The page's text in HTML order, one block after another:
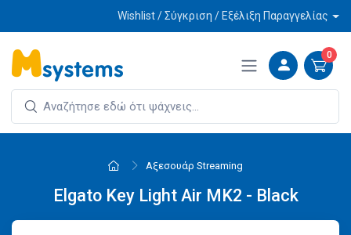
Wishlist / Σύγκριση / Εξέλιξη Παραγγελίας
0
Αξεσουάρ Streaming
Elgato Key Light Air MK2 - Black